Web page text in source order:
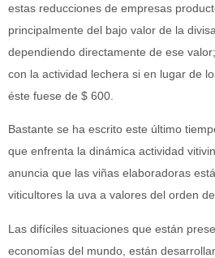
estas reducciones de empresas
principalmente del bajo valor de la
dependiendo directamente de ese
con la actividad lechera si en lugar de
éste fuese de $ 600.
Bastante se ha escrito este último
que enfrenta la dinámica actividad
anuncia que las viñas elaboradoras
viticultores la uva a valores del orden
Las difíciles situaciones que están
economías del mundo, están